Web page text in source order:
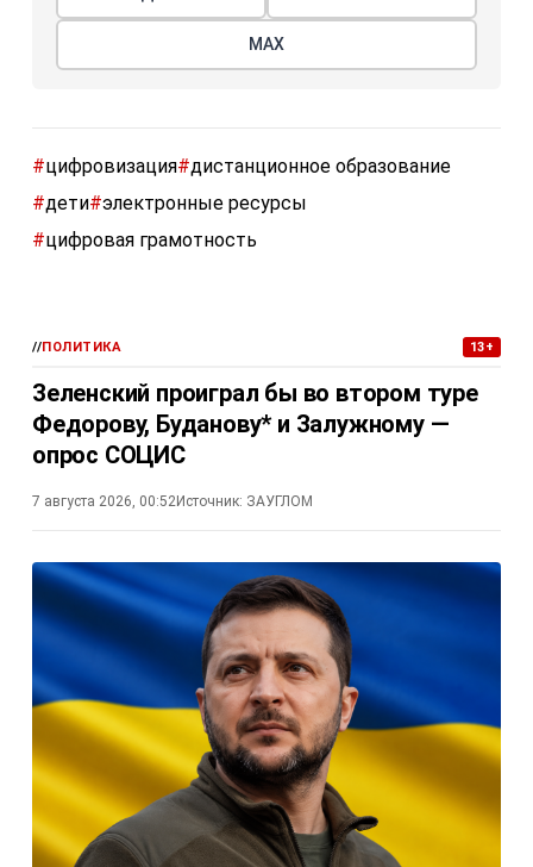
МАХ
#цифровизация#дистанционное образование
#дети#электронные ресурсы
#цифровая грамотность
//ПОЛИТИКА 13+
Зеленский проиграл бы во втором туре
Федорову, Буданову* и Залужному —
опрос СОЦИС
7 августа 2026, 00:52Источник: ЗАУГЛОМ